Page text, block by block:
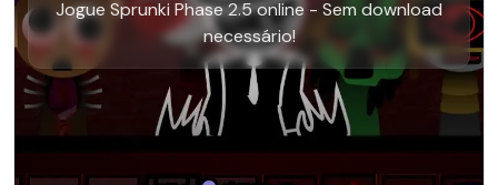
Jogue Sprunki Phase 2.5 online - Sem download
necessário!